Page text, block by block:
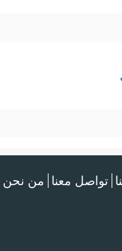
تواصل معنا من نحن